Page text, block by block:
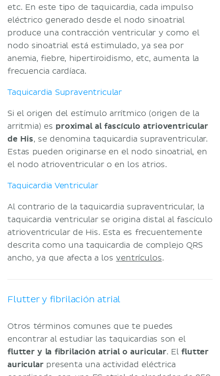
etc. En este tipo de taquicardia, cada impulso
eléctrico generado desde el nodo sinoatrial
produce una contracción ventricular y como el
nodo sinoatrial está estimulado, ya sea por
anemia, fiebre, hipertiroidismo, etc, aumenta la
frecuencia cardíaca.
Taquicardia Supraventricular
Si el origen del estímulo arrítmico (origen de la
arritmia) es proximal al fascículo atrioventricular
de His, se denomina taquicardia supraventricular.
Estas pueden originarse en el nodo sinoatrial, en
el nodo atrioventricular o en los atrios.
Taquicardia Ventricular
Al contrario de la taquicardia supraventricular, la
taquicardia ventricular se origina distal al fascículo
atrioventricular de His. Esta es frecuentemente
descrita como una taquicardia de complejo QRS
ancho, ya que afecta a losventrículos.
Flutter y fibrilación atrial
Otros términos comunes que te puedes
encontrar al estudiar las taquicardias son el
flutter y la fibrilación atrial o auricular. Elflutter
auricularpresenta una actividad eléctrica